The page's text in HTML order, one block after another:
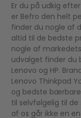
Er du på udkig
er Befro den helt
finder du nogle af
altid til de bedste
nogle af
udvalget finder du
Lenovo og HP.
Lenovo Thinkpad
og bedste
til selvfølgelig til de
af os går ikke en